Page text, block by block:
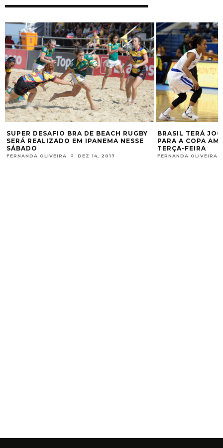
SUPER DESAFIO BRA DE BEACH RUGBY
SERÁ REALIZADO EM IPANEMA NESSE
SÁBADO
FERNANDA OLIVEIRA DEZ 14, 2017
BRASIL TERÁ
PARA A COPA
TERÇA-FEIRA
FERNANDA OLIVEIRA